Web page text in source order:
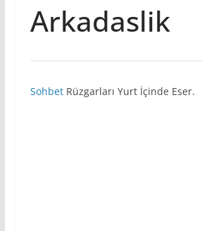
Arkadaslik
SohbetRüzgarları Yurt İçinde Eser.